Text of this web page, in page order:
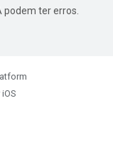
ter erros.